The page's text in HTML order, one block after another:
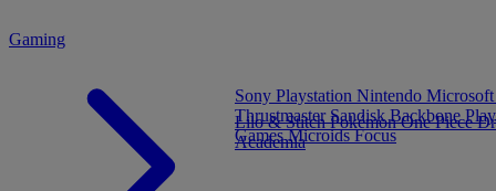
Gaming
Sony Playstation Nintendo
Thrustmaster SandiskBackbone
GamesMicroidsFocus
Lilo & StitchPokémonOne Piece
Academia